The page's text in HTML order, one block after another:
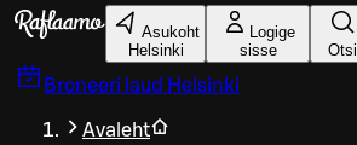
Liigu peamise sisu juurde
Asukoht
Helsinki
Logige
sisse
Otsi
Broneeri laud Helsinki
Avaleht